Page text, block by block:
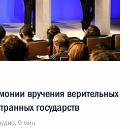
вручения верительных
государств
9 мин.